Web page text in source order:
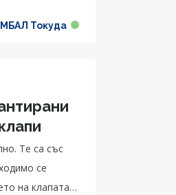
Токуда
Те са със
се
на клапата е